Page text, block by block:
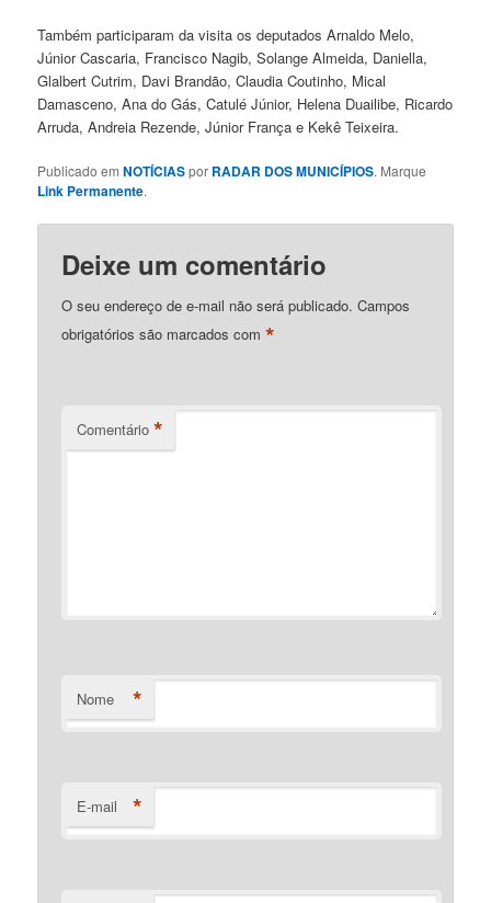
Também participaram da visita os deputados Arnaldo Melo,
Júnior Cascaria, Francisco Nagib, Solange Almeida, Daniella,
Glalbert Cutrim, Davi Brandão, Claudia Coutinho, Mical
Damasceno, Ana do Gás, Catulé Júnior, Helena Duailibe, Ricardo
Arruda, Andreia Rezende, Júnior França e Kekê Teixeira.
Publicado emNOTÍCIASpor RADAR DOS MUNICÍPIOS. Marque
Link Permanente.
Deixe um comentário
O seu endereço de e-mail não será publicado. Campos
obrigatórios são marcados com*
Comentário *
Nome *
E-mail *